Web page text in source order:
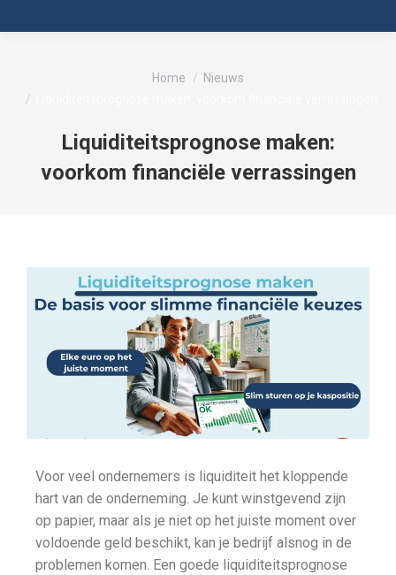
Liquiditeitsprognose maken:
voorkom financiële verrassingen
Home
Nieuws
Voor veel ondernemers is liquiditeit het kloppende
hart van de onderneming. Je kunt winstgevend zijn
op papier, maar als je niet op het juiste moment over
voldoende geld beschikt, kan je bedrijf alsnog in de
problemen komen. Een goede liquiditeitsprognose